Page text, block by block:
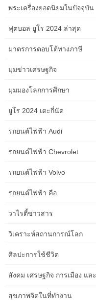
Albany High School,
can be a strong indicator of
Actionable Takeaway:
to identify rising stars.
Hockey’s
Capitals and
has contributed its share of
The Legacy of
While the professional
over the years (formerly
come through these
พระเครื่องยอดนิยมในปัจจุบัน
ฟุตบอล ยูโร 2024 ล่าสุด
มาตรการตอบโต้ทางภาษี
มุมข่าวเศรษฐกิจ
มุมมองโลกการศึกษา
ยูโร 2024 เตะกี่นัด
รถยนต์ไฟฟ้า Audi
รถยนต์ไฟฟ้า Chevrolet
รถยนต์ไฟฟ้า Volvo
รถยนต์ไฟฟ้า คือ
วาไรตี้ข่าวสาร
วิเคราะห์สถานการณ์โลก
ศิลปะการใช้ชีวิต
สังคม เศรษฐกิจ การเมือง แ
สุขภาพจิตในที่ทำงาน